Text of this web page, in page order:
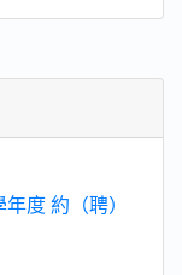
度 約（聘）